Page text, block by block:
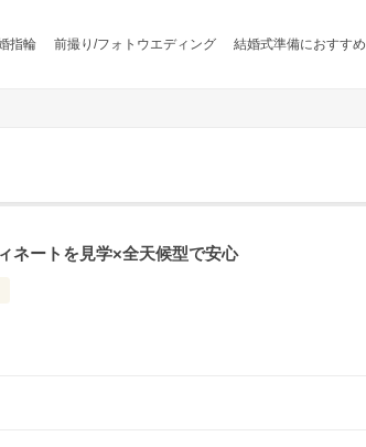
指輪 前撮り/フォトウエディング 結婚式準備におすすめ
ネートを見学×全天候型で安心